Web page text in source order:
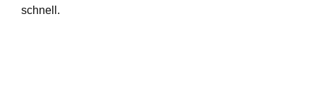
schnell.